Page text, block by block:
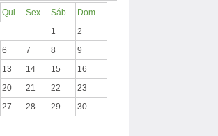
Qui Sex Sáb
Dom
1
2
6 7 8
9
13 14 15
16
20 21 22
23
27 28 29
30